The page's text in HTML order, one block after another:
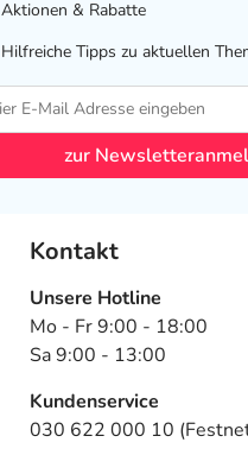
Aktionen & Rabatte
Hilfreiche Tipps zu aktuellen
zur
Kontakt
Unsere Hotline
Mo - Fr 9:00 - 18:00
Sa 9:00 - 13:00
Kundenservice
030 622 000 10